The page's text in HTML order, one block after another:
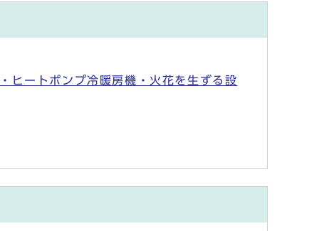
ヒートポンプ冷暖房機・火花を生ずる設